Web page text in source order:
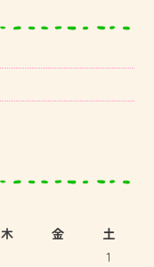
木 金 土
1